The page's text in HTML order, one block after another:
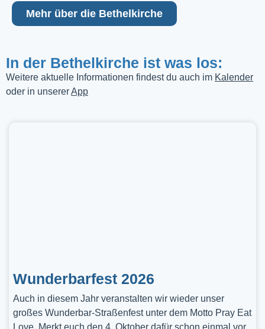
Mehr über die Bethelkirche
In der Bethelkirche ist was los:
Weitere aktuelle Informationen findest du auch im Kalender
oder in unsererApp
Wunderbarfest 2026
Auch in diesem Jahr veranstalten wir wieder unser
großes Wunderbar-Straßenfest unter dem Motto Pray Eat
Love. Merkt euch den 4. Oktober dafür schon einmal vor,